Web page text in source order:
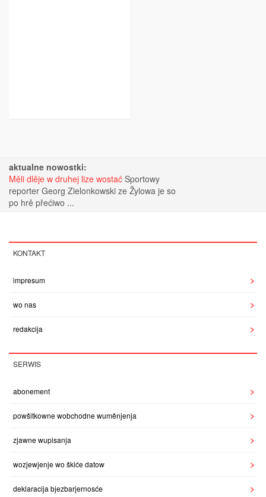
aktualne nowostki:
Měli dlěje w druhej lize wostać Sportowy
reporter Georg Zielonkowski ze Žylowa je so
po hrě přećiwo ...
KONTAKT
impresum
wo nas
redakcija
SERWIS
abonement
powšitkowne wobchodne wuměnjenja
zjawne wupisanja
wozjewjenje wo škiće datow
deklaracija bjezbarjernosće